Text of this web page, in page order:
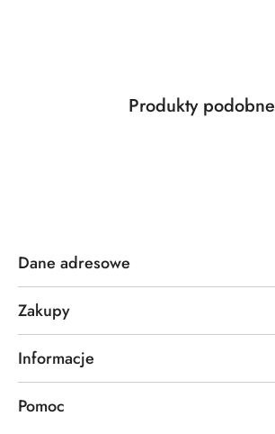
Pomiń karuzelę produktów
Produkty
Produkty podobne
Dane adresowe
Zakupy
Informacje
Pomoc